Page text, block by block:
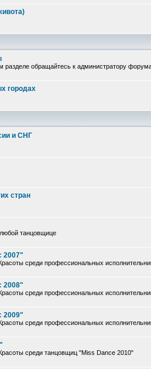
обращайтесь к администратору
городах
и СНГ
стран
танцовщице
2007"
среди профессиональных
2008"
среди профессиональных
2009"
среди профессиональных
среди танцовщиц "Miss Dance 2010"